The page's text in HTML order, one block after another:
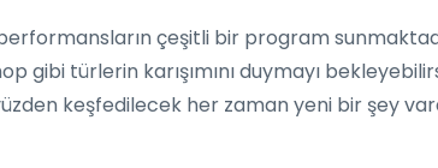
çeşitli bir program
türlerin karışımını duymayı
keşfedilecek her zaman yeni bir şey